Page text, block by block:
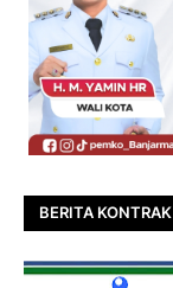
BERITA KONTRAK